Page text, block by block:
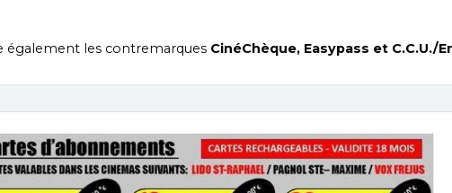
également les contremarques CinéChèque, Easypass et C.C.U./